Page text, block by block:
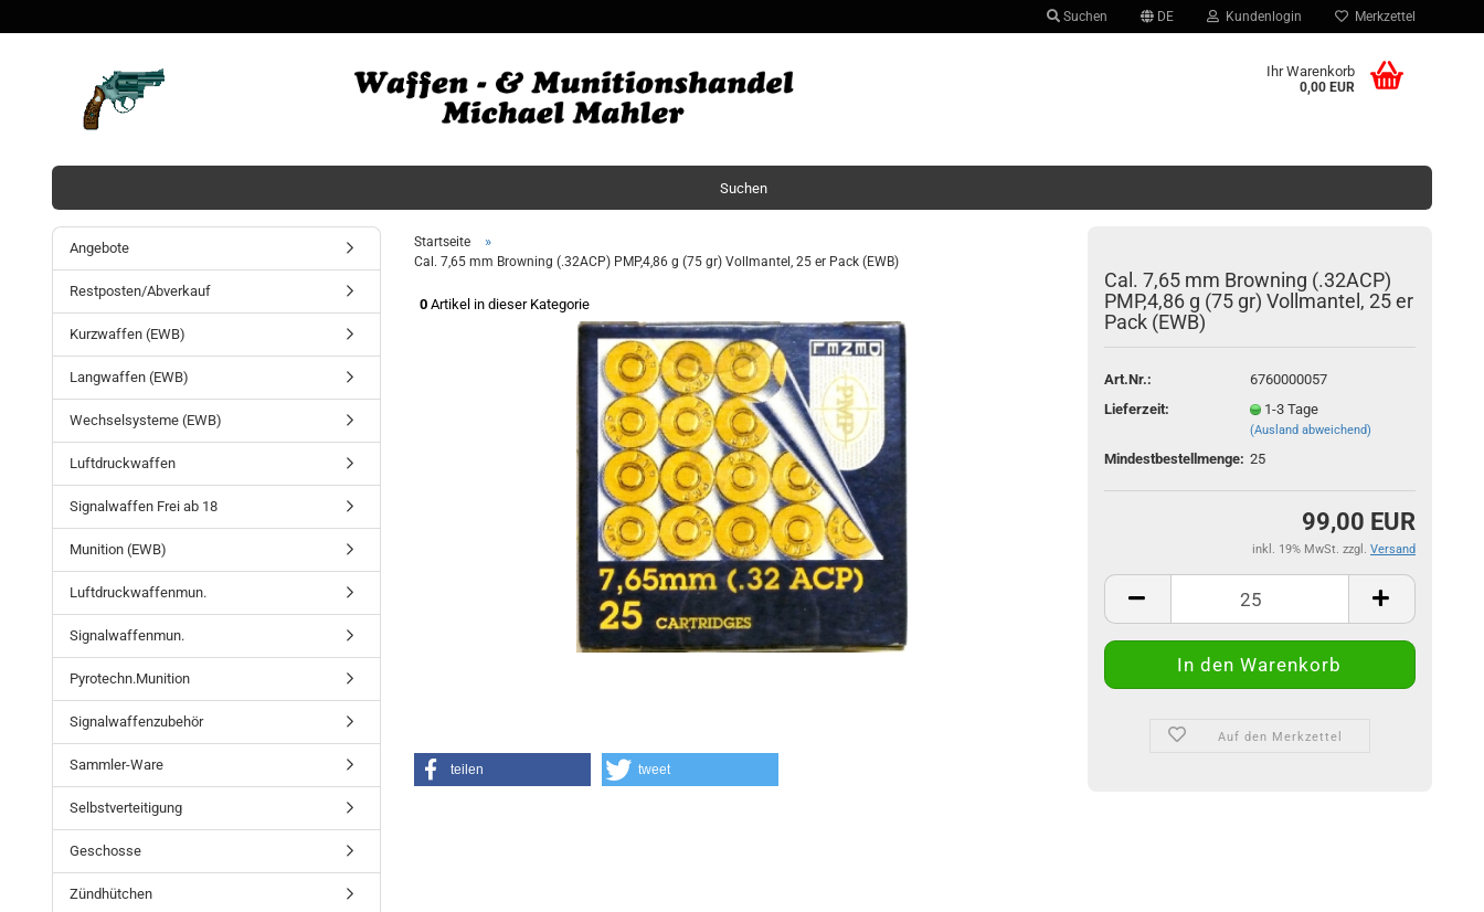
Suchen DE Kundenlogin
Passwort vergessen?
Merkzettel
Ihr Warenkorb
0,00 EUR
Suchen
Startseite »
Cal. 7,65 mm Browning (.32ACP) PMP,4,86 g (75 gr) Vollmantel, 25 er Pack (EWB)
0Artikel in dieser Kategorie
Cal. 7,65 mm Browning (.32ACP)
PMP,4,86 g (75 gr) Vollmantel, 25 er
Pack (EWB)
Art.Nr.:
6760000057
Lieferzeit:
1-3 Tage
(Ausland abweichend)
Mindestbestellmenge: 25
99,00 EUR
inkl. 19% MwSt. zzgl. Versand
Auf den Merkzettel
teilen tweet
Angebote
Restposten/Abverkauf
Kurzwaffen (EWB)
Langwaffen (EWB)
Wechselsysteme (EWB)
Luftdruckwaffen
Signalwaffen Frei ab 18
Munition (EWB)
Luftdruckwaffenmun.
Signalwaffenmun.
Pyrotechn.Munition
Signalwaffenzubehör
Sammler-Ware
Selbstverteitigung
Geschosse
Zündhütchen